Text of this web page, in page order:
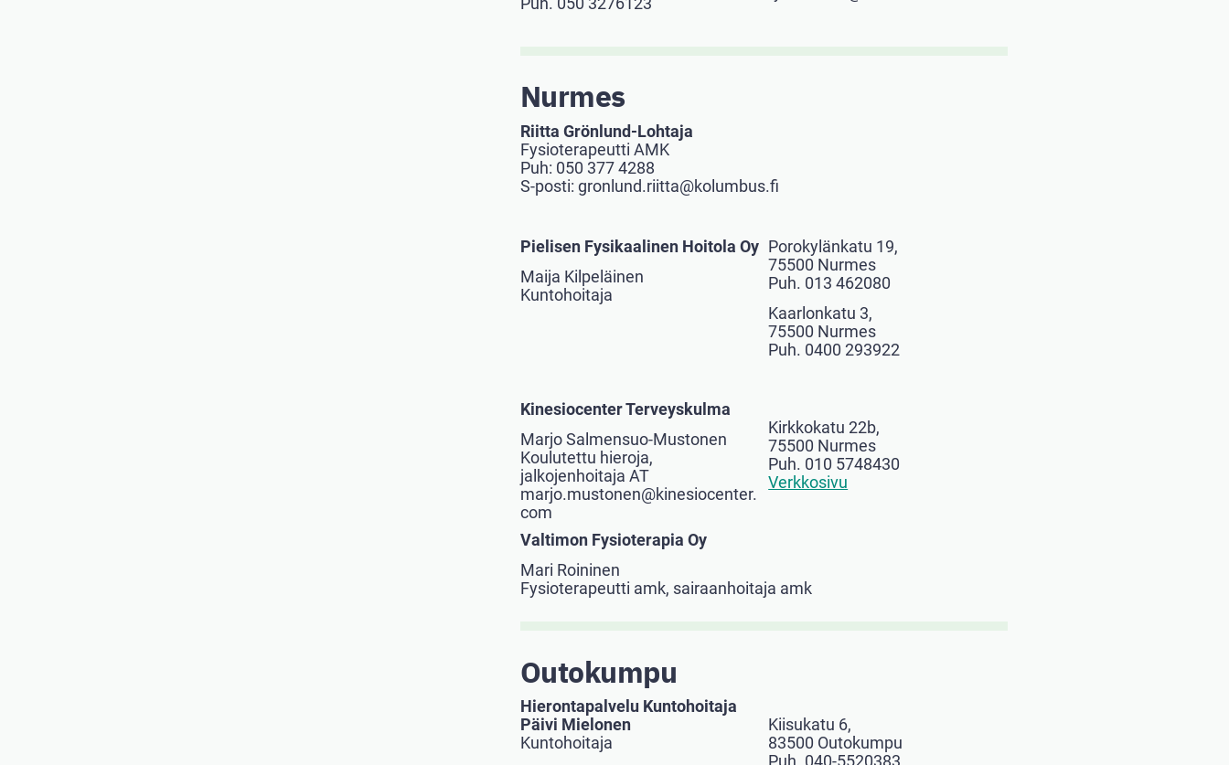
Nurmes
Riitta Grönlund-Lohtaja
Fysioterapeutti AMK
Puh: 050 377 4288
S-posti: gronlund.riitta@kolumbus.fi
Pielisen Fysikaalinen Hoitola Oy
Maija Kilpeläinen
Kuntohoitaja
Porokylänkatu 19,
75500 Nurmes
Puh. 013 462080
Kaarlonkatu 3,
75500 Nurmes
Puh. 0400 293922
Kinesiocenter Terveyskulma
Marjo Salmensuo-Mustonen
Koulutettu hieroja,
jalkojenhoitaja AT
marjo.mustonen@kinesiocenter.
com
Kirkkokatu 22b,
75500 Nurmes
Puh. 010 5748430
Verkkosivu
Valtimon Fysioterapia Oy
Mari Roininen
Fysioterapeutti amk, sairaanhoitaja amk
Outokumpu
Hierontapalvelu Kuntohoitaja
Päivi Mielonen
Kuntohoitaja
Kiisukatu 6,
83500 Outokumpu